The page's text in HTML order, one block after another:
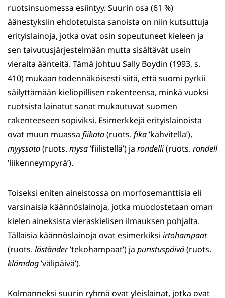
ruotsinsuomessa esiintyy. Suurin osa (61 %)
äänestyksiin ehdotetuista sanoista on niin kutsuttuja
erityislainoja, jotka ovat osin sopeutuneet kieleen ja
sen taivutusjärjestelmään mutta sisältävät usein
vieraita äänteitä. Tämä johtuu Sally Boydin (1993, s.
410) mukaan todennäköisesti siitä, että suomi pyrkii
säilyttämään kieliopillisen rakenteensa, minkä vuoksi
ruotsista lainatut sanat mukautuvat suomen
rakenteeseen sopiviksi. Esimerkkejä erityislainoista
ovat muun muassa fiikata(ruots. fika’kahvitella’),
myyssata(ruots. mysa’fiilistellä’) ja rondelli(ruots. rondell
’liikenneympyrä’).
Toiseksi eniten aineistossa on morfosemanttisia eli
varsinaisia käännöslainoja, jotka muodostetaan oman
kielen aineksista vieraskielisen ilmauksen pohjalta.
Tällaisia käännöslainoja ovat esimerkiksi irtohampaat
(ruots. löständer’tekohampaat’) ja puristuspäivä(ruots.
klämdag’välipäivä’).
Kolmanneksi suurin ryhmä ovat yleislainat, jotka ovat